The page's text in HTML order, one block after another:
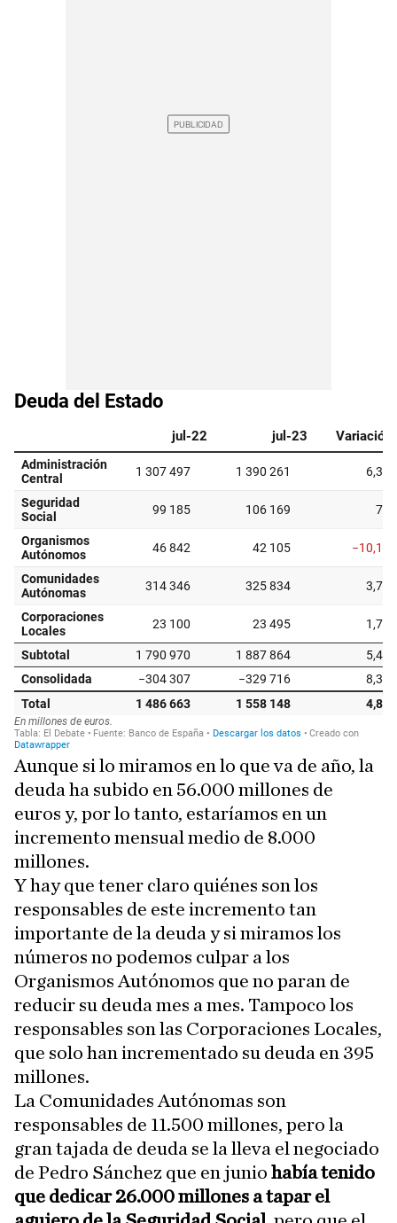
Aunque si lo miramos en lo que va de año, la
deuda ha subido en 56.000 millones de
euros y, por lo tanto, estaríamos en un
incremento mensual medio de 8.000
millones.
Y hay que tener claro quiénes son los
responsables de este incremento tan
importante de la deuda y si miramos los
números no podemos culpar a los
Organismos Autónomos que no paran de
reducir su deuda mes a mes. Tampoco los
responsables son las Corporaciones Locales,
que solo han incrementado su deuda en 395
millones.
La Comunidades Autónomas son
responsables de 11.500 millones, pero la
gran tajada de deuda se la lleva el negociado
de Pedro Sánchez que en junio había tenido
que dedicar 26.000 millones a tapar el